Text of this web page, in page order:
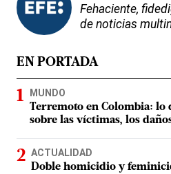
Fehaciente,
de noticias
EN PORTADA
MUNDO
Terremoto en Colombia: lo
sobre las víctimas, los
ACTUALIDAD
Doble homicidio y